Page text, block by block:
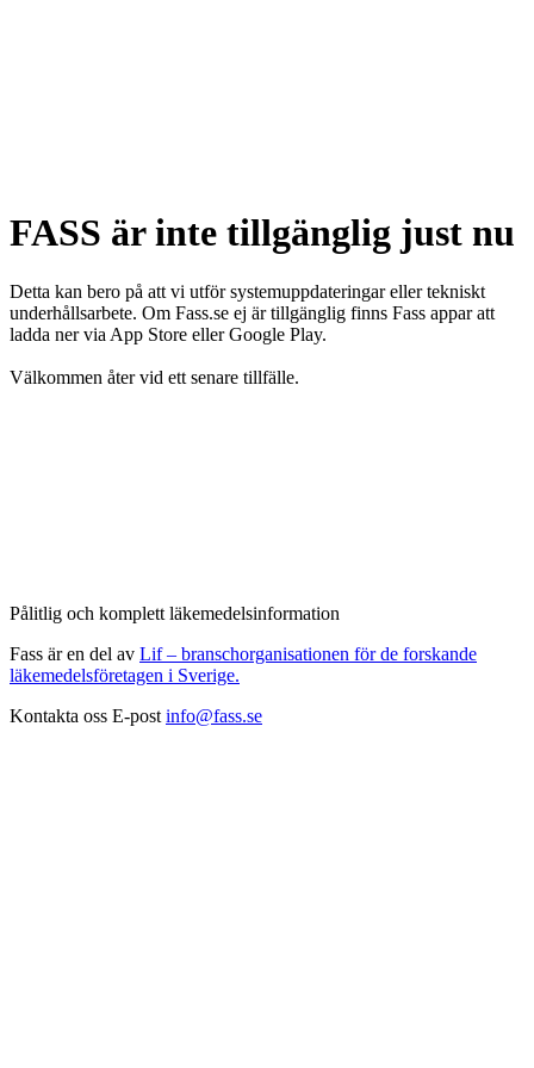
FASS är inte tillgänglig just nu
Detta kan bero på att vi utför systemuppdateringar eller tekniskt
underhållsarbete. Om Fass.se ej är tillgänglig finns Fass appar att
ladda ner via App Store eller Google Play.
Välkommen åter vid ett senare tillfälle.
Pålitlig och komplett läkemedelsinformation
Fass är en del av Lif – branschorganisationen för de forskande
läkemedelsföretagen i Sverige.
Kontakta oss E-post info@fass.se